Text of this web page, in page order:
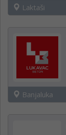
Laktaši
Banjaluka